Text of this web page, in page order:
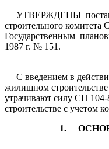
УТВЕРЖДЕНЫ
строительного
Государственным
1987 г. № 151.
С введением в
жилищном
утрачивают силу СН
строительстве с учетом
1.